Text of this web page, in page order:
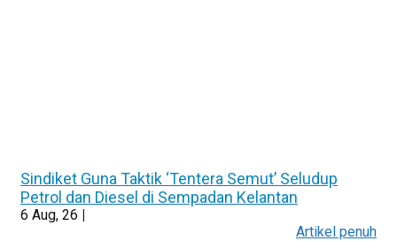
Sindiket Guna Taktik ‘Tentera Semut’ Seludup
Petrol dan Diesel di Sempadan Kelantan
6 Aug, 26 |
Artikel penuh